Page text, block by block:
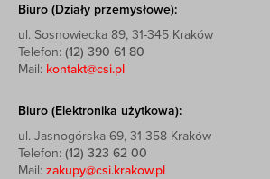
Biuro (Działy przemysłowe):
ul. Sosnowiecka 89, 31-345 Kraków
Telefon: (12) 390 61 80
Mail: kontakt@csi.pl
Biuro (Elektronika użytkowa):
ul. Jasnogórska 69, 31-358 Kraków
Telefon: (12) 323 62 00
Mail: zakupy@csi.krakow.pl